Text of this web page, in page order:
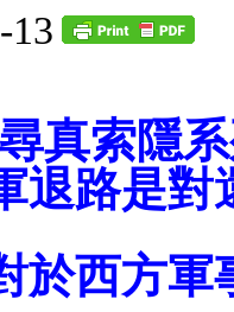
13
真索隱
退路是對
於西方軍